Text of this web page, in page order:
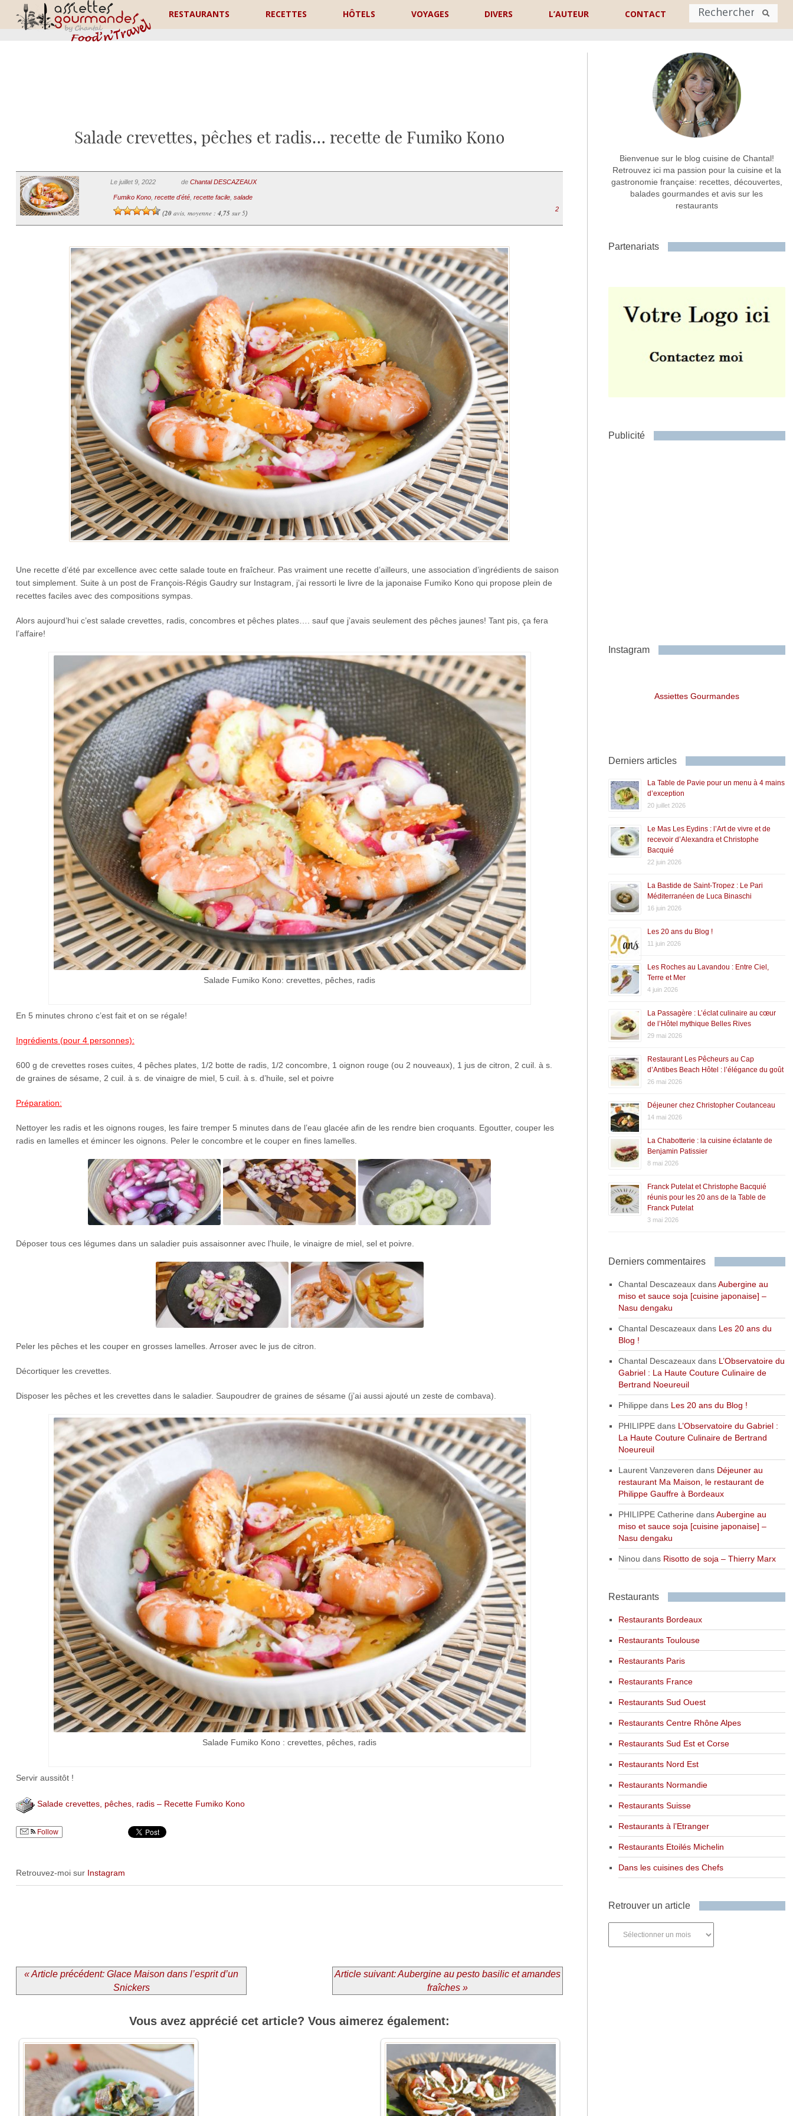
RESTAURANTS RECETTES HÔTELS VOYAGES DIVERS L’AUTEUR CONTACT
Nom
Commentaire ou message *
Salade crevettes, pêches et radis… recette de Fumiko Kono
Le juillet 9, 2022 de Chantal DESCAZEAUX
Fumiko Kono, recette d'été, recette facile, salade
(20avis, moyenne : 4,75sur 5)
2
Une recette d’été par excellence avec cette salade toute en fraîcheur. Pas vraiment une recette d’ailleurs, une association d’ingrédients de saison
tout simplement. Suite à un post de François-Régis Gaudry sur Instagram, j’ai ressorti le livre de la japonaise Fumiko Kono qui propose plein de
recettes faciles avec des compositions sympas.
Alors aujourd’hui c’est salade crevettes, radis, concombres et pêches plates…. sauf que j’avais seulement des pêches jaunes! Tant pis, ça fera
l’affaire!
Salade Fumiko Kono: crevettes, pêches, radis
En 5 minutes chrono c’est fait et on se régale!
Ingrédients (pour 4 personnes):
600 g de crevettes roses cuites, 4 pêches plates, 1/2 botte de radis, 1/2 concombre, 1 oignon rouge (ou 2 nouveaux), 1 jus de citron, 2 cuil. à s.
de graines de sésame, 2 cuil. à s. de vinaigre de miel, 5 cuil. à s. d’huile, sel et poivre
Préparation:
Nettoyer les radis et les oignons rouges, les faire tremper 5 minutes dans de l’eau glacée afin de les rendre bien croquants. Egoutter, couper les
radis en lamelles et émincer les oignons. Peler le concombre et le couper en fines lamelles.
Déposer tous ces légumes dans un saladier puis assaisonner avec l’huile, le vinaigre de miel, sel et poivre.
Peler les pêches et les couper en grosses lamelles. Arroser avec le jus de citron.
Décortiquer les crevettes.
Disposer les pêches et les crevettes dans le saladier. Saupoudrer de graines de sésame (j’ai aussi ajouté un zeste de combava).
Salade Fumiko Kono : crevettes, pêches, radis
Servir aussitôt !
Salade crevettes, pêches, radis – Recette Fumiko Kono
Follow
Retrouvez-moi sur Instagram
« Article précédent: Glace Maison dans l’esprit d’un
Snickers
Article suivant: Aubergine au pesto basilic et amandes
fraîches »
Vous avez apprécié cet article? Vous aimerez également:
Bienvenue sur le blog cuisine de Chantal!
Retrouvez ici ma passion pour la cuisine et la
gastronomie française: recettes, découvertes,
balades gourmandes et avis sur les
restaurants
Partenariats
Publicité
Instagram
Assiettes Gourmandes
Derniers articles
La Table de Pavie pour un menu à 4 mains
d’exception
20 juillet 2026
Le Mas Les Eydins : l’Art de vivre et de
recevoir d’Alexandra et Christophe
Bacquié
22 juin 2026
La Bastide de Saint-Tropez : Le Pari
Méditerranéen de Luca Binaschi
16 juin 2026
Les 20 ans du Blog !
11 juin 2026
Les Roches au Lavandou : Entre Ciel,
Terre et Mer
4 juin 2026
La Passagère : L’éclat culinaire au cœur
de l’Hôtel mythique Belles Rives
29 mai 2026
Restaurant Les Pêcheurs au Cap
d’Antibes Beach Hôtel : l’élégance du goût
26 mai 2026
Déjeuner chez Christopher Coutanceau
14 mai 2026
La Chabotterie : la cuisine éclatante de
Benjamin Patissier
8 mai 2026
Franck Putelat et Christophe Bacquié
réunis pour les 20 ans de la Table de
Franck Putelat
3 mai 2026
Derniers commentaires
Chantal DescazeauxdansAubergine au
miso et sauce soja [cuisine japonaise] –
Nasu dengaku
Chantal Descazeauxdans Les 20 ans du
Blog !
Chantal Descazeauxdans L’Observatoire du
Gabriel : La Haute Couture Culinaire de
Bertrand Noeureuil
Philippe dans Les 20 ans du Blog !
PHILIPPEdans L’Observatoire du Gabriel :
La Haute Couture Culinaire de Bertrand
Noeureuil
Laurent Vanzeveren dans Déjeuner au
restaurant Ma Maison, le restaurant de
Philippe Gauffre à Bordeaux
PHILIPPE Catherine dansAubergine au
miso et sauce soja [cuisine japonaise] –
Nasu dengaku
Ninou dans Risotto de soja – Thierry Marx
Restaurants
Restaurants Bordeaux
Restaurants Toulouse
Restaurants Paris
Restaurants France
Restaurants Sud Ouest
Restaurants Centre Rhône Alpes
Restaurants Sud Est et Corse
Restaurants Nord Est
Restaurants Normandie
Restaurants Suisse
Restaurants à l’Etranger
Restaurants Etoilés Michelin
Dans les cuisines des Chefs
Retrouver un article